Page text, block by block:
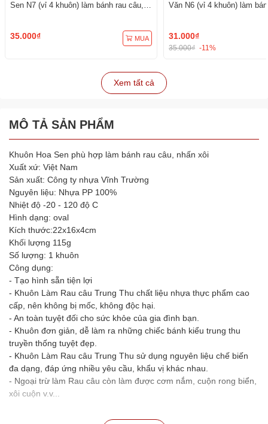
Sen N7 (vỉ 4 khuôn) làm bánh rau câu,
35.000₫ MUA
Văn N6 (vỉ 4 khuôn) làm
31.000₫
35.000₫ -11%
Xem tất cả
MÔ TẢ SẢN PHẨM
Khuôn Hoa Sen phù hợp làm bánh rau câu, nhấn xôi
Xuất xứ: Việt Nam
Sản xuất: Công ty nhựa Vĩnh Trường
Nguyên liệu: Nhựa PP 100%
Nhiệt độ -20 - 120 độ C
Hình dạng: oval
Kích thước:22x16x4cm
Khối lượng 115g
Số lượng: 1 khuôn
Công dụng:
- Tạo hình sẵn tiện lợi
- Khuôn Làm Rau câu Trung Thu chất liệu nhựa thực phẩm cao
cấp, nên không bị mốc, không độc hại.
- An toàn tuyệt đối cho sức khỏe của gia đình bạn.
- Khuôn đơn giản, dễ làm ra những chiếc bánh kiểu trung thu
truyền thống tuyệt đẹp.
- Khuôn Làm Rau câu Trung Thu sử dụng nguyên liệu chế biến
đa dạng, đáp ứng nhiều yêu cầu, khẩu vị khác nhau.
- Ngoại trừ làm Rau câu còn làm được cơm nắm, cuộn rong biển,
xôi cuộn v.v...